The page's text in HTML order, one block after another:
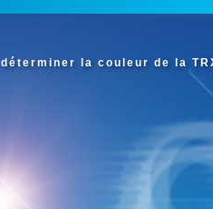
la couleur de la